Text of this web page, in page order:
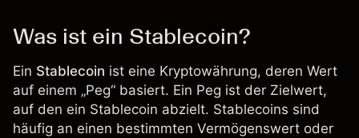
Was ist ein Stablecoin?
Ein Stablecoin ist eine Kryptowährung, deren Wert
auf einem „Peg“ basiert. Ein Peg ist der Zielwert,
auf den ein Stablecoin abzielt. Stablecoins sind
häufig an einen bestimmten Vermögenswert oder